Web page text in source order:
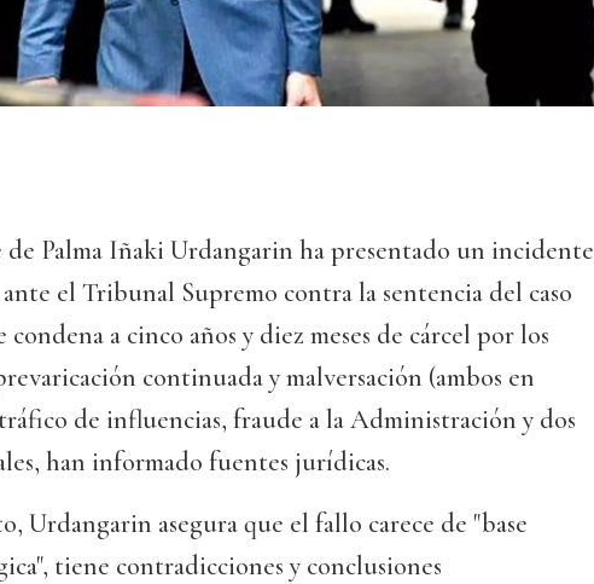
de Palma Iñaki Urdangarin ha presentado un incidente
el Tribunal Supremo contra la sentencia del caso
condena a cinco años y diez meses de cárcel por los
continuada y malversación (ambos en
de influencias, fraude a la Administración y dos
han informado fuentes jurídicas.
Urdangarin asegura que el fallo carece de "base
tiene contradicciones y conclusiones